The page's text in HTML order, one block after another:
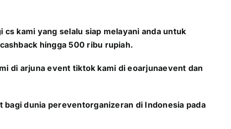
cs kami yang selalu siap melayani anda untuk
hingga 500 ribu rupiah.
di arjuna event tiktok kami di eoarjunaevent dan
dunia pereventorganizeran di Indonesia pada